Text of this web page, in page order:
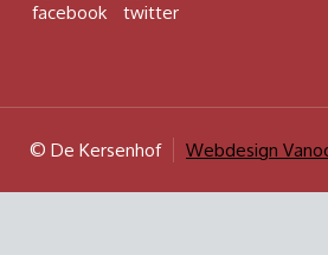
© De Kersenhof Webdesign